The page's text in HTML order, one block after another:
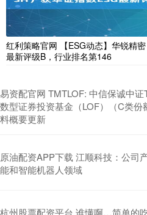
红利策略官网 【ESG动态】华锐精
最新评级B，行业排名第146
易资配官网 TMTLOF: 中信保诚中
数型证券投资基金（LOF）（C类份
料概要更新
原油配资APP下载 江顺科技：公司
能和智能机器人领域
杭州股票配资平台 谁懂啊…简单的